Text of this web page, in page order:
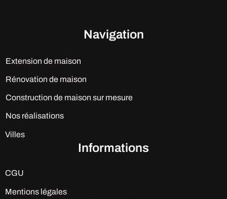
Navigation
Extension de maison
Rénovation de maison
Construction de maison sur mesure
Nos réalisations
Villes
Informations
CGU
Mentions légales